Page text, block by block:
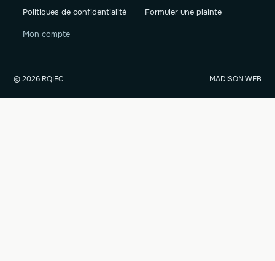
Politiques de confidentialité Formuler une plainte
Mon compte
© 2026 RQIEC MADISON WEB